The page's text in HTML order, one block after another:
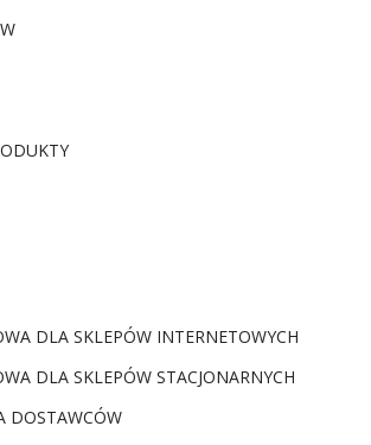
DLA SKLEPÓW INTERNETOWYCH
DLA SKLEPÓW STACJONARNYCH
DOSTAWCÓW